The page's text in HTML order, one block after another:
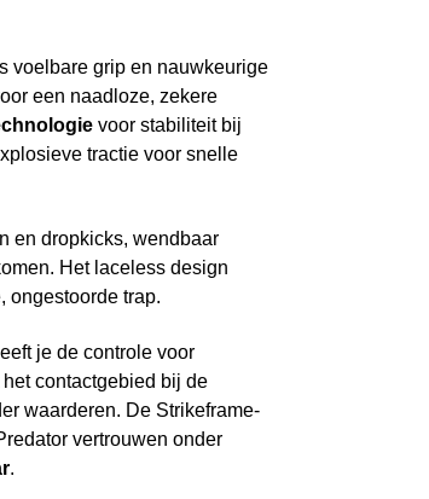
voelbare grip en nauwkeurige
een naadloze, zekere
voor stabiliteit bij
tractie voor snelle
en dropkicks, wendbaar
Het laceless design
ongestoorde trap.
je de controle voor
contactgebied bij de
waarderen. De Strikeframe-
vertrouwen onder
.